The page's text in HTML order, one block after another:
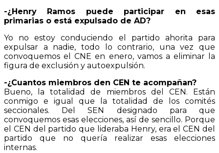
-¿Henry Ramos puede participar en esas
primarias o está expulsado de AD?
Yo no estoy conduciendo el partido ahorita para
expulsar a nadie, todo lo contrario, una vez que
convoquemos el CNE en enero, vamos a eliminar la
figura de exclusión y autoexpulsión.
-¿Cuantos miembros den CEN te acompañan?
Bueno, la totalidad de miembros del CEN. Están
conmigo e igual que la totalidad de los comités
seccionales. Del SEN designado para que
convoquemos esas elecciones, así de sencillo. Porque
el CEN del partido que lideraba Henry, era el CEN del
partido que no quería realizar esas elecciones
internas.